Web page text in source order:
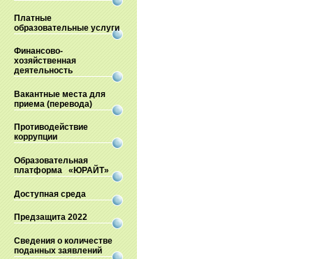
Платные
образовательные услуги
Финансово-
хозяйственная
деятельность
Вакантные места для
приема (перевода)
Противодействие
коррупции
Образовательная
платформа «ЮРАЙТ»
Доступная среда
Предзащита 2022
Сведения о количестве
поданных заявлений